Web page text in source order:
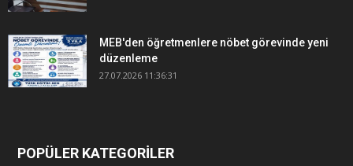
MEB'den öğretmenlere nöbet görevinde yeni
düzenleme
27.07.2026 11:36:31
POPÜLER KATEGORİLER